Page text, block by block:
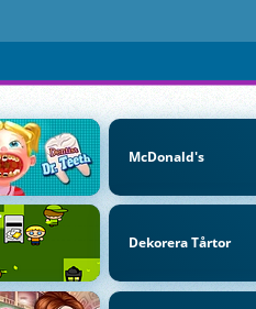
McDonald's
Dekorera Tårtor